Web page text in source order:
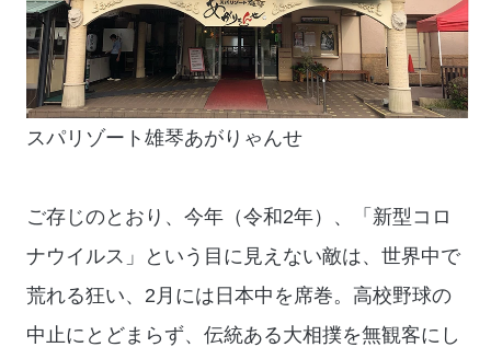
スパリゾート雄琴あがりゃんせ
ご存じのとおり、今年（令和2年）、「新型コロ
ナウイルス」という目に見えない敵は、世界中で
荒れる狂い、2月には日本中を席巻。高校野球の
中止にとどまらず、伝統ある大相撲を無観客にし